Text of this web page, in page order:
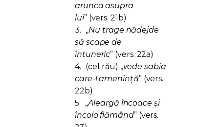
arunca asupra
lui” (vers. 21b)
3. ,,Nu trage nădejde
să scape de
întuneric” (vers. 22a)
4. (cel rău) ,,vede sabia
care-l amenință” (vers.
22b)
5. ,,Aleargă încoace și
încolo flămând” (vers.